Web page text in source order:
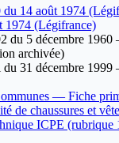
du 14 août 1974
1974 (Légifrance)
du 5 décembre
archivée)
du 31 décembre
— Fiche
de chaussures et
ICPE (rubrique